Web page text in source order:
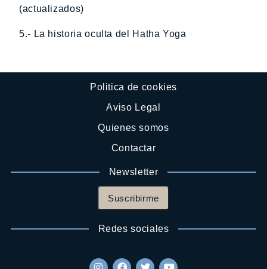
(actualizados)
5.- La historia oculta del Hatha Yoga
Politica de cookies
Aviso Legal
Quienes somos
Contactar
Newsletter
Suscribirme
Redes sociales